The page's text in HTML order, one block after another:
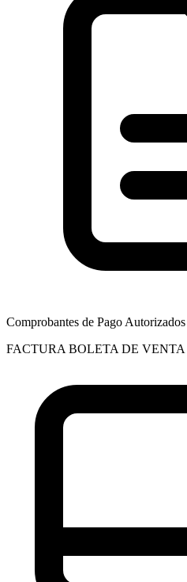
Comprobantes de Pago Autorizados
FACTURA BOLETA DE VENTA